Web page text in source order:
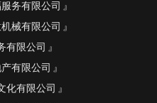
务有限公司
械有限公司
有限公司
有限公司
化有限公司